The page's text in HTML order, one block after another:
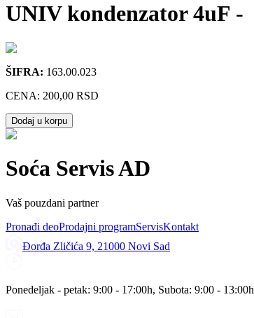
UNIV kondenzator 4uF -
ŠIFRA: 163.00.023
CENA: 200,00 RSD
Dodaj u korpu
Soća Servis AD
Vaš pouzdani partner
Pronađi deoProdajni programServisKontakt
Đorđa Zličića 9, 21000 Novi Sad
Ponedeljak - petak: 9:00 - 17:00h, Subota: 9:00 - 13:00h